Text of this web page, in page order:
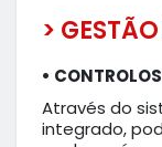
>
•
Através do
integrado,